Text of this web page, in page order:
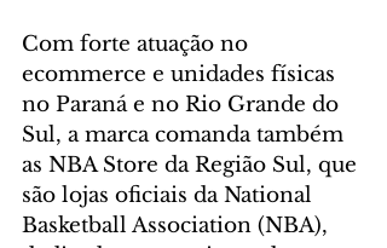
Com forte atuação no
ecommerce e unidades físicas
no Paraná e no Rio Grande do
Sul, a marca comanda também
as NBA Store da Região Sul, que
são lojas oficiais da National
Basketball Association (NBA),